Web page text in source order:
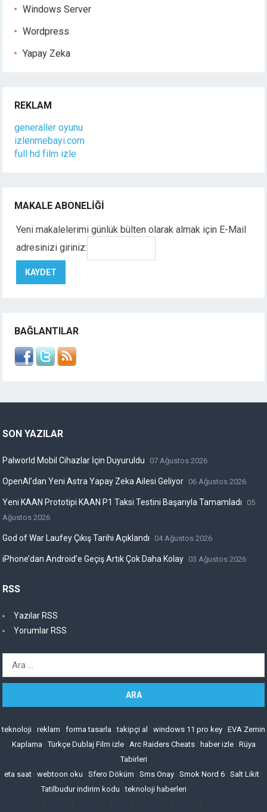
Windows Server
Wordpress
Yapay Zeka
REKLAM
generaller oyunu
izlenmebayi.com
full hd film izle
MAKALE ABONELIĞI
Yeni makalelerimi günlük bülten olarak almak için E-Mail
adresinizi giriniz:
BAĞLANTILAR
SON YAZILAR
Palworld Mobil Cihazlar İçin Duyuruldu 07 Ağustos 2026
OpenAI’dan Yeni Astra Yapay Zeka Ailesi Geliyor 06 Ağustos 2026
Yeni KAAN Prototipi KAAN P1 Taksi Testini Başarıyla Tamamladı
05
Ağustos 2026
God of War Laufey Çıkış Tarihi Açıklandı 04 Ağustos 2026
iPhone’dan Android’e Geçiş Artık Çok Daha Kolay 03 Ağustos 2026
RSS
Yazılar RSS
Yorumlar RSS
Arama:
teknoloji reklam forma tasarla |takipçi al windows 11 pro key EVA Zemin
Kaplama |Türkçe Dublaj Film izle| Arc Raiders Cheats| haber izle| Rüya
Tabirleri
eta saat webtoon oku Sfero Döküm Sms Onay Smok Nord 6 Salt Likit
Tatilbudur indirim kodu |teknoloji haberleri|